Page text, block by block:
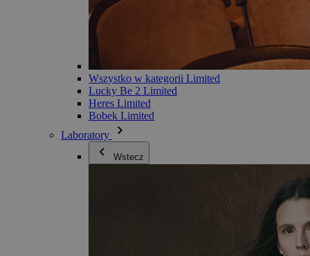
Wszystko w kategorii Limited
Lucky Be 2 Limited
Heres Limited
Bobek Limited
Laboratory
Wstecz